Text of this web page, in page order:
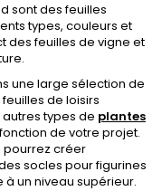
sont des feuilles
types, couleurs et
des feuilles de vigne et
une large sélection de
de loisirs
types de plantes
de votre projet.
pourrez créer
socles pour figurines
un niveau supérieur.